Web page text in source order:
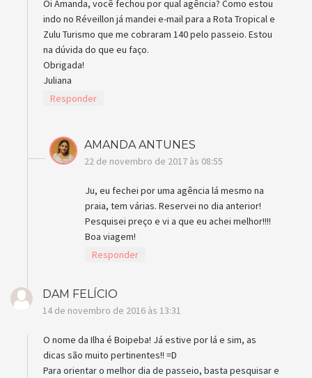
Oi Amanda, você fechou por qual agência? Como estou
indo no Réveillon já mandei e-mail para a Rota Tropical e
Zulu Turismo que me cobraram 140 pelo passeio. Estou
na dúvida do que eu faço.
Obrigada!
Juliana
Responder
AMANDA ANTUNES
22 de novembro de 2017 às 08:55
Ju, eu fechei por uma agência lá mesmo na
praia, tem várias. Reservei no dia anterior!
Pesquisei preço e vi a que eu achei melhor!!!!
Boa viagem!
Responder
DAM FELÍCIO
14 de novembro de 2016 às 13:31
O nome da Ilha é Boipeba! Já estive por lá e sim, as
dicas são muito pertinentes!! =D
Para orientar o melhor dia de passeio, basta pesquisar e